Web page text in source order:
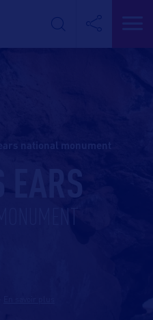
ears national monument
EARS